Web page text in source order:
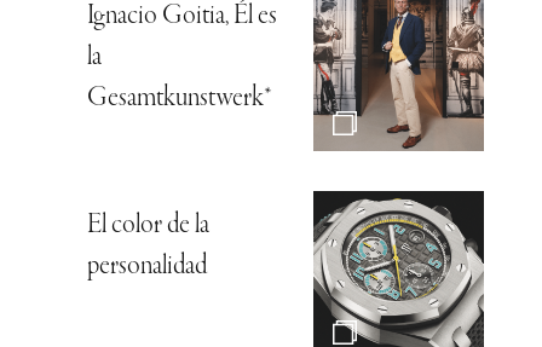
Ignacio Goitia, Él es
la
Gesamtkunstwerk*
El color de la
personalidad